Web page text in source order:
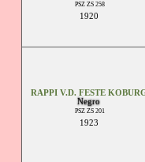
PSZ ZS 258
1920
RAPPI V.D. FESTE
Negro
PSZ ZS 201
1923